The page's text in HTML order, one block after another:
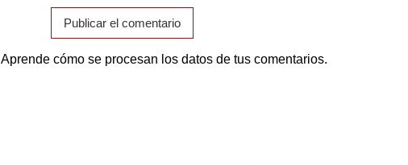
Aprende cómo se procesan los datos de tus comentarios.